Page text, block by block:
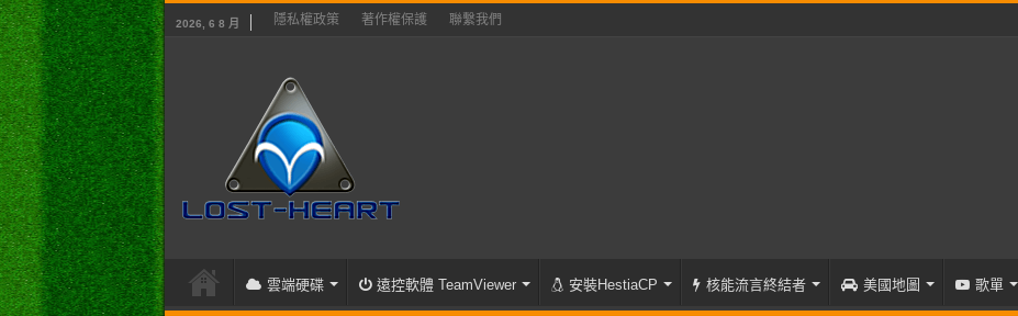
2026, 6 8 月 隱私權政策 著作權保護 聯繫我們
雲端硬碟 遠控軟體 TeamViewer 安裝HestiaCP 核能流言終結者 美國地圖 歌單